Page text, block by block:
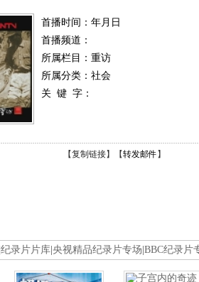
首播时间：年月日
首播频道：
所属栏目： 重访
所属分类：社会
关 键 字：
【复制链接】【转发邮件 】
纪录片片库 央视精品纪录片专场 BBC纪录片